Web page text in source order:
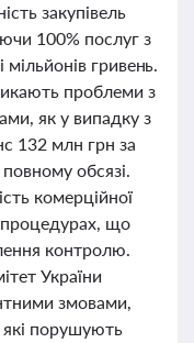
закупівель
100% послуг з
мільйонів гривень.
проблеми з
як у випадку з
132 млн грн за
обсязі.
комерційної
процедурах, що
контролю.
України
змовами,
порушують